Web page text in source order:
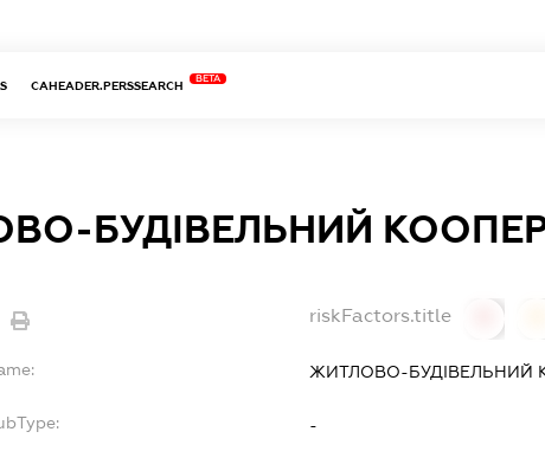
CAHEADER.PERSSEARCH
BETA
БУДІВЕЛЬНИЙ
riskFactors.title
ЖИТЛОВО-БУДІВЕЛЬНИЙ
-